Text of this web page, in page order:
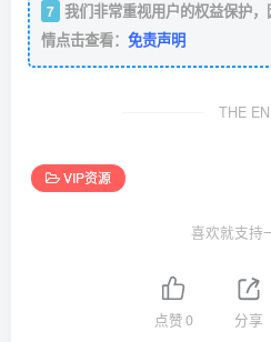
7 我们非常重视用户的权益保护
情点击查看： 免责声明
THE
VIP资源
喜欢就支持
点赞0 分享